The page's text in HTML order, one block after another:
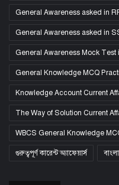
General Awareness asked in
General Awareness asked in
General Awareness Mock Test
General Knowledge MCQ
Knowledge Account Current
The Way of Solution Current
WBCS General Knowledge
গুরুত্বপূর্ণ কারেন্ট অ্যাফেয়ার্স